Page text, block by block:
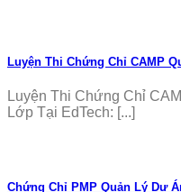
Luyện Thi Chứng Chỉ CAMP
Luyện Thi Chứng Chỉ
Lớp Tại EdTech: [...]
Chứng Chỉ PMP Quản Lý Dự